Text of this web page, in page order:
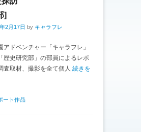
]
2月17日 by キャラフレ
アドベンチャー「キャラフレ」
歴史研究部」の部員によるレポ
査取材、撮影を全て個人 続きを
ート作品